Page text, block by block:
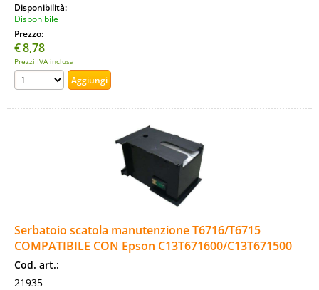
Disponibilità:
Disponibile
Prezzo:
€8,78
Prezzi IVA inclusa
Serbatoio scatola manutenzione T6716/T6715
COMPATIBILE CON Epson C13T671600/C13T671500
Cod. art.:
21935